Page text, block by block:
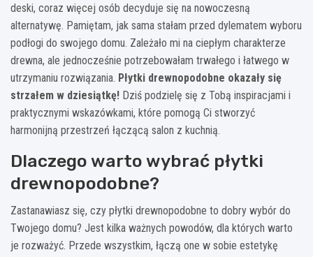
deski, coraz więcej osób decyduje się na nowoczesną
alternatywę. Pamiętam, jak sama stałam przed dylematem wyboru
podłogi do swojego domu. Zależało mi na ciepłym charakterze
drewna, ale jednocześnie potrzebowałam trwałego i łatwego w
utrzymaniu rozwiązania. Płytki drewnopodobne okazały się
strzałem w dziesiątkę! Dziś podzielę się z Tobą inspiracjami i
praktycznymi wskazówkami, które pomogą Ci stworzyć
harmonijną przestrzeń łączącą salon z kuchnią.
Dlaczego warto wybrać płytki
drewnopodobne?
Zastanawiasz się, czy płytki drewnopodobne to dobry wybór do
Twojego domu? Jest kilka ważnych powodów, dla których warto
je rozważyć. Przede wszystkim, łączą one w sobie estetykę